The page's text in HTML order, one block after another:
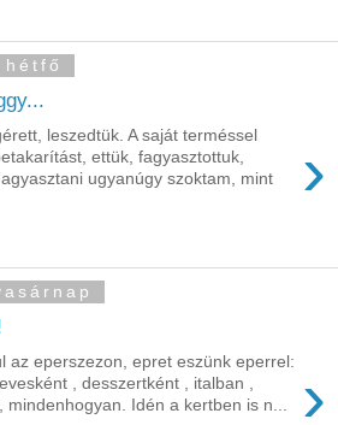
›
leszedtük. A saját terméssel
ettük, fagyasztottuk,
ugyanúgy szoktam, mint
›
az eperszezon, epret eszünk eperrel:
, desszertként , italban ,
mindenhogyan. Idén a kertben is n...